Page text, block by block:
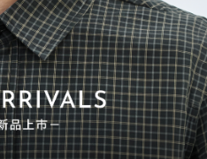
冷，一件長袖重磅T搭配一件